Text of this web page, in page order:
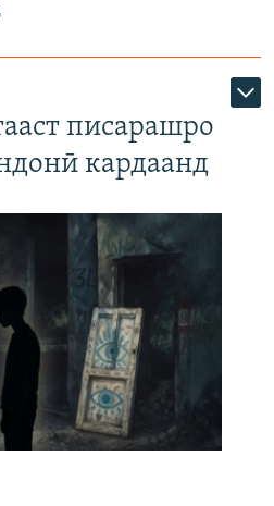
писарашро
кардаанд